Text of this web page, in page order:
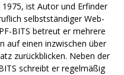
ist Autor und Erfinder
selbstständiger Web-
BITS betreut er mehrere
auf einen inzwischen über
zurückblicken. Neben der
schreibt er regelmäßig